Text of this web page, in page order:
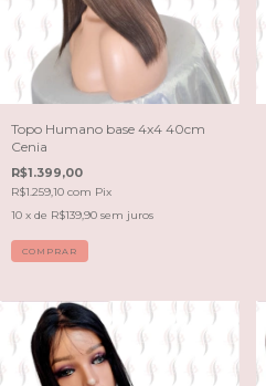
Topo Humano base 4x4 40cm
Cenia
R$1.399,00
R$1.259,10 com Pix
10 x de R$139,90 sem juros
COMPRAR